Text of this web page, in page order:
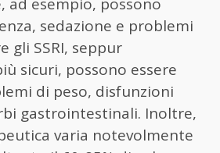
ad esempio, possono
sedazione e problemi
gli SSRI, seppur
sicuri, possono essere
di peso, disfunzioni
gastrointestinali. Inoltre,
varia notevolmente